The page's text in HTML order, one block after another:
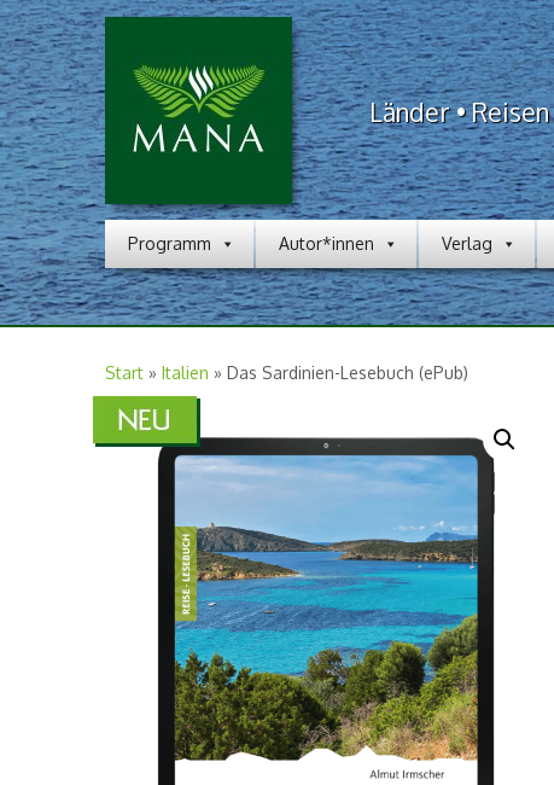
Länder •
Programm Autor*innen Verlag
Start » Italien » Das Sardinien-Lesebuch (ePub)